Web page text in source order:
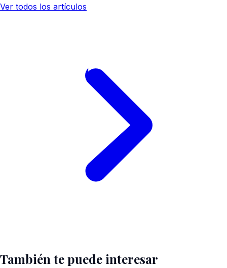
Ver todos los artículos
También te puede interesar